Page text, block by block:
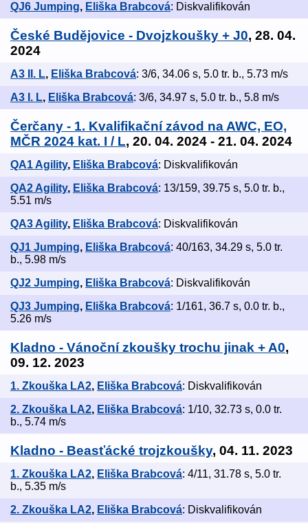
QJ6 Jumping, Eliška Brabcová: Diskvalifikován
České Budějovice - Dvojzkoušky + J0, 28. 04.
2024
A3 II. L, Eliška Brabcová: 3/6, 34.06 s, 5.0 tr. b., 5.73 m/s
A3 I. L, Eliška Brabcová: 3/6, 34.97 s, 5.0 tr. b., 5.8 m/s
Čerčany - 1. Kvalifikační závod na AWC, EO,
MČR 2024 kat. I / L, 20. 04. 2024 - 21. 04. 2024
QA1 Agility, Eliška Brabcová: Diskvalifikován
QA2 Agility, Eliška Brabcová: 13/159, 39.75 s, 5.0 tr. b.,
5.51 m/s
QA3 Agility, Eliška Brabcová: Diskvalifikován
QJ1 Jumping, Eliška Brabcová: 40/163, 34.29 s, 5.0 tr.
b., 5.98 m/s
QJ2 Jumping, Eliška Brabcová: Diskvalifikován
QJ3 Jumping, Eliška Brabcová: 1/161, 36.7 s, 0.0 tr. b.,
5.26 m/s
Kladno - Vánoční zkoušky trochu jinak + A0,
09. 12. 2023
1. Zkouška LA2, Eliška Brabcová: Diskvalifikován
2. Zkouška LA2, Eliška Brabcová: 1/10, 32.73 s, 0.0 tr.
b., 5.74 m/s
Kladno - Beasťácké trojzkoušky, 04. 11. 2023
1. Zkouška LA2, Eliška Brabcová: 4/11, 31.78 s, 5.0 tr.
b., 5.35 m/s
2. Zkouška LA2, Eliška Brabcová: Diskvalifikován